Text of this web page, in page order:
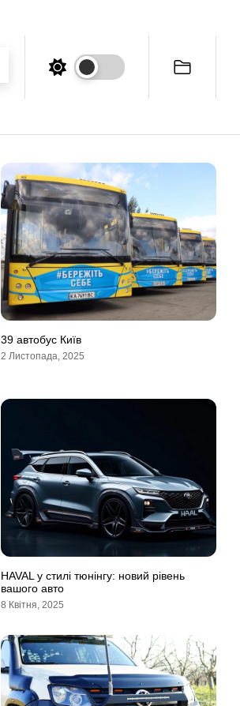
39 автобус Київ
2 Листопада, 2025
HAVAL у стилі тюнінгу: новий рівень
вашого авто
8 Квітня, 2025